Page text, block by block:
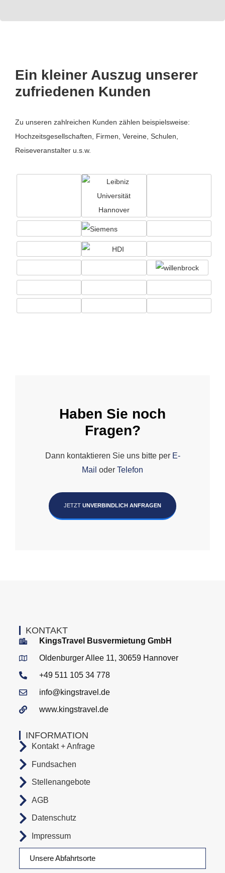
Ein kleiner Auszug unserer
zufriedenen Kunden
Zu unseren zahlreichen Kunden zählen beispielsweise:
Hochzeitsgesellschaften, Firmen, Vereine, Schulen,
Reiseveranstalter u.s.w.
Haben Sie noch
Fragen?
Dann kontaktieren Sie uns bitte per E-
Mail oder Telefon
JETZT UNVERBINDLICH ANFRAGEN
Unsere Abfahrtsorte
INFORMATION
Kontakt + Anfrage
Fundsachen
Stellenangebote
AGB
Datenschutz
Impressum
KONTAKT
KingsTravel Busvermietung GmbH
Oldenburger Allee 11, 30659 Hannover
+49 511 105 34 778
info@kingstravel.de
www.kingstravel.de